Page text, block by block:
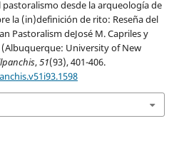
desde la arqueología de
la (in)definición de rito: Reseña del
Pastoralism deJosé M. Capriles y
University of New
,51(93), 401-406.